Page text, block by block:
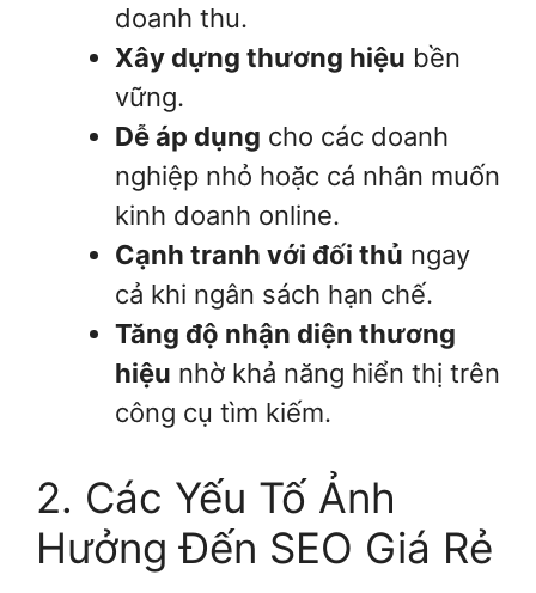
doanh thu.
Xây dựng thương hiệu bền
vững.
Dễ áp dụng cho các doanh
nghiệp nhỏ hoặc cá nhân muốn
kinh doanh online.
Cạnh tranh với đối thủ ngay
cả khi ngân sách hạn chế.
Tăng độ nhận diện thương
hiệu nhờ khả năng hiển thị trên
công cụ tìm kiếm.
2. Các Yếu Tố Ảnh
Hưởng Đến SEO Giá Rẻ